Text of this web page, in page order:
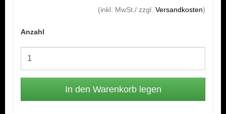
(inkl. MwSt./ zzgl. Versandkosten)
Anzahl